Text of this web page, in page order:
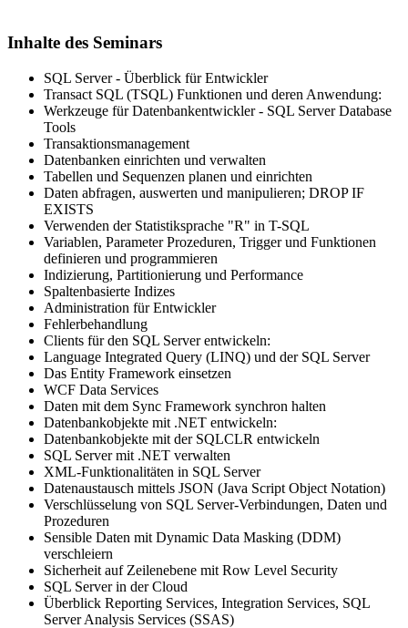
Inhalte des Seminars
SQL Server - Überblick für Entwickler
Transact SQL (TSQL) Funktionen und deren Anwendung:
Werkzeuge für Datenbankentwickler - SQL Server Database
Tools
Transaktionsmanagement
Datenbanken einrichten und verwalten
Tabellen und Sequenzen planen und einrichten
Daten abfragen, auswerten und manipulieren; DROP IF
EXISTS
Verwenden der Statistiksprache "R" in T-SQL
Variablen, Parameter Prozeduren, Trigger und Funktionen
definieren und programmieren
Indizierung, Partitionierung und Performance
Spaltenbasierte Indizes
Administration für Entwickler
Fehlerbehandlung
Clients für den SQL Server entwickeln:
Language Integrated Query (LINQ) und der SQL Server
Das Entity Framework einsetzen
WCF Data Services
Daten mit dem Sync Framework synchron halten
Datenbankobjekte mit .NET entwickeln:
Datenbankobjekte mit der SQLCLR entwickeln
SQL Server mit .NET verwalten
XML-Funktionalitäten in SQL Server
Datenaustausch mittels JSON (Java Script Object Notation)
Verschlüsselung von SQL Server-Verbindungen, Daten und
Prozeduren
Sensible Daten mit Dynamic Data Masking (DDM)
verschleiern
Sicherheit auf Zeilenebene mit Row Level Security
SQL Server in der Cloud
Überblick Reporting Services, Integration Services, SQL
Server Analysis Services (SSAS)